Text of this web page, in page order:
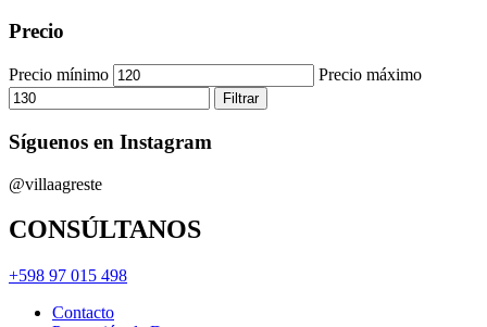
Precio
Precio mínimo Precio máximo
Filtrar
Síguenos en Instagram
@villaagreste
CONSÚLTANOS
+598 97 015 498
Contacto